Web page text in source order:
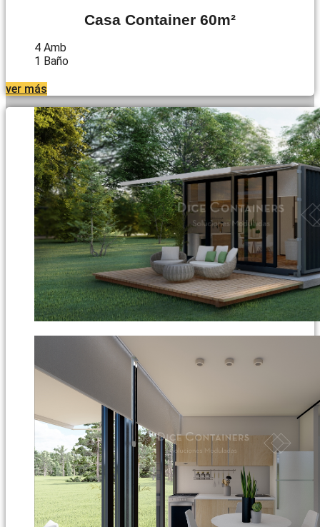
Casa Container 60m²
4 Amb
1 Baño
ver más